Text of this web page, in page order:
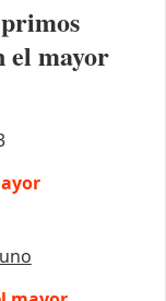
el mayor